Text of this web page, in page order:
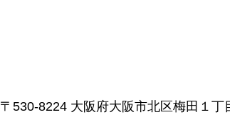
〒530-8224 大阪府大阪市北区梅田１